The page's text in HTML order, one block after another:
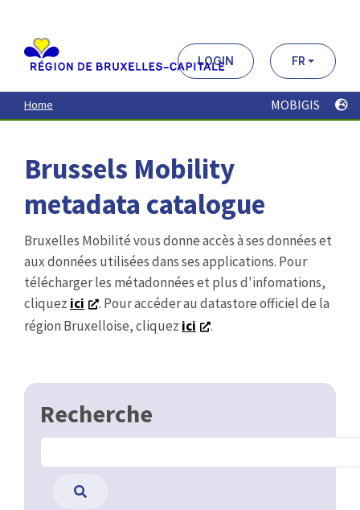
contenu
principal
LOGIN FR
Home MOBIGIS
Brussels Mobility
metadata catalogue
Bruxelles Mobilité vous donne accès à ses données et
aux données utilisées dans ses applications. Pour
télécharger les métadonnées et plus d'infomations,
cliquez ici
. Pour accéder au datastore officiel de la
région Bruxelloise, cliquez ici .
Recherche